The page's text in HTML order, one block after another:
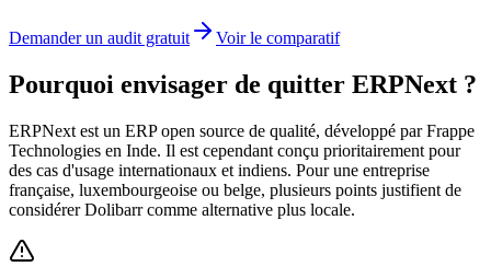
Demander un audit gratuit Voir le comparatif
Pourquoi envisager de quitter ERPNext ?
ERPNext est un ERP open source de qualité, développé par Frappe
Technologies en Inde. Il est cependant conçu prioritairement pour
des cas d'usage internationaux et indiens. Pour une entreprise
française, luxembourgeoise ou belge, plusieurs points justifient de
considérer Dolibarr comme alternative plus locale.